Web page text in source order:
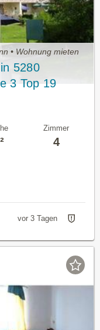
• Wohnung mieten
5280
3 Top 19
Zimmer
4
vor 3 Tagen